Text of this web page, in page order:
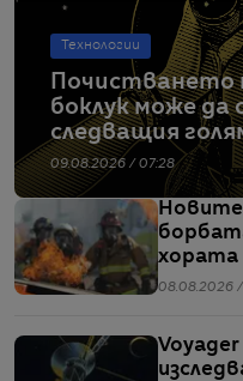
Технологии
Почистването
боклук може да
следващия
09.08.2026 / 07:28
хората
08.08.2026